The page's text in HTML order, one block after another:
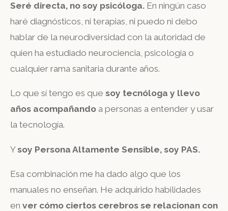
Seré directa, no soy psicóloga. En ningún caso
haré diagnósticos, ni terapias, ni puedo ni debo
hablar de la neurodiversidad con la autoridad de
quien ha estudiado neurociencia, psicología o
cualquier rama sanitaria durante años.
Lo que sí tengo es que soy tecnóloga y llevo
años acompañando a personas a entender y usar
la tecnología.
Ysoy Persona Altamente Sensible, soy PAS.
Esa combinación me ha dado algo que los
manuales no enseñan. He adquirido habilidades
en ver cómo ciertos cerebros se relacionan con